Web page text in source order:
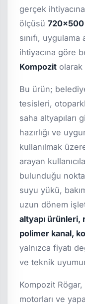
gerçek
ölçüsü720x500
sınıfı,
ihtiyacına göre
Kompozit olarak
Bu ürün;
tesisleri,
saha altyapıları
hazırlığı ve
kullanılmak
arayan
bulunduğu
suyu yükü,
uzun dönem
altyapı ürünleri,
polimer kanal,
yalnızca fiyatı
ve teknik
Kompozit Rögar,
motorları ve